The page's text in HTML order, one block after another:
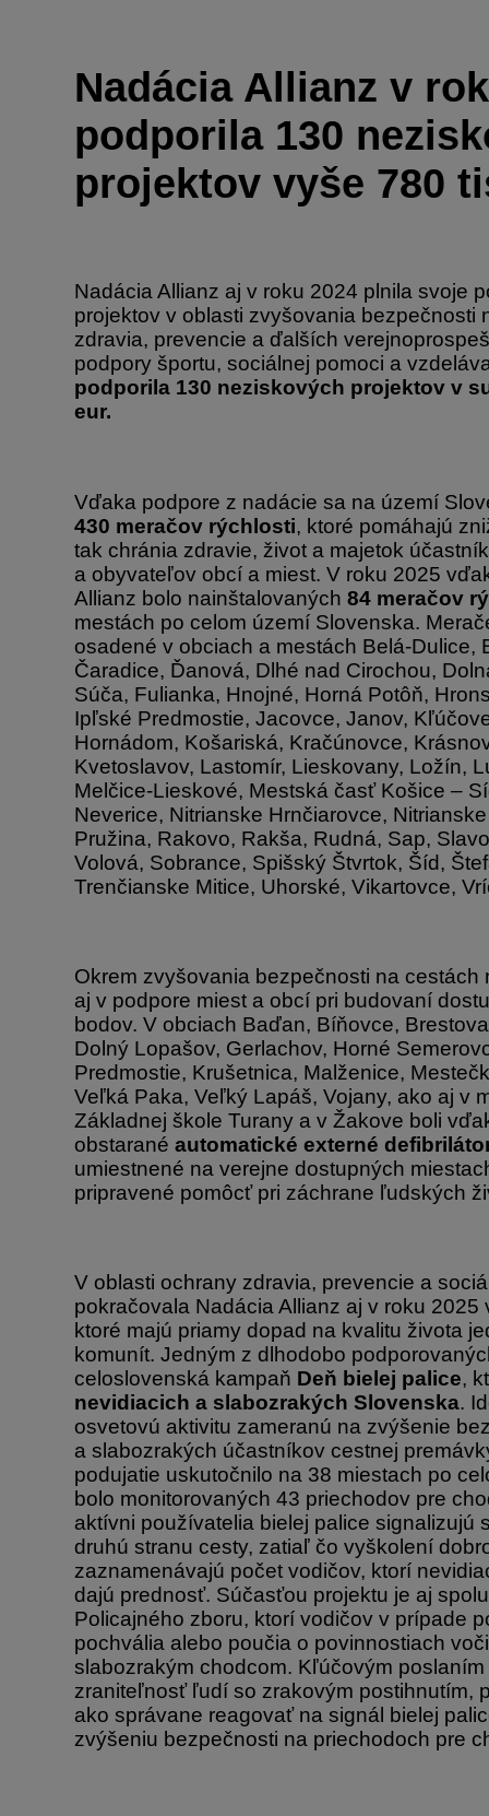
Nadácia Allianz v
podporila 130
projektov vyše 780
Nadácia Allianz aj v roku 2024 plnila svoje
projektov v oblasti zvyšovania bezpečnosti
zdravia, prevencie a ďalších
podpory športu, sociálnej pomoci a
podporila 130 neziskových projektov v
eur.
Vďaka podpore z nadácie sa na území
430 meračov rýchlosti, ktoré pomáhajú
tak chránia zdravie, život a majetok
a obyvateľov obcí a miest. V roku 2025
Allianz bolo nainštalovaných 84 meračov
mestách po celom území Slovenska.
osadené v obciach a mestách Belá-Dulice,
Čaradice, Ďanová, Dlhé nad Cirochou,
Súča, Fulianka, Hnojné, Horná Potôň,
Ipľské Predmostie, Jacovce, Janov,
Hornádom, Košariská, Kračúnovce,
Kvetoslavov, Lastomír, Lieskovany, Ložín,
Melčice-Lieskové, Mestská časť Košice –
Neverice, Nitrianske Hrnčiarovce,
Pružina, Rakovo, Rakša, Rudná, Sap,
Volová, Sobrance, Spišský Štvrtok, Šíd,
Trenčianske Mitice, Uhorské, Vikartovce,
Okrem zvyšovania bezpečnosti na cestách
aj v podpore miest a obcí pri budovaní
bodov. V obciach Baďan, Bíňovce,
Dolný Lopašov, Gerlachov, Horné
Predmostie, Krušetnica, Malženice,
Veľká Paka, Veľký Lapáš, Vojany, ako aj v
Základnej škole Turany a v Žakove boli
obstarané automatické externé
umiestnené na verejne dostupných
pripravené pomôcť pri záchrane ľudských
V oblasti ochrany zdravia, prevencie a
pokračovala Nadácia Allianz aj v roku 2025
ktoré majú priamy dopad na kvalitu života
komunít. Jedným z dlhodobo
celoslovenská kampaň Deň bielej palice,
nevidiacich a slabozrakých Slovenska.
osvetovú aktivitu zameranú na zvýšenie
a slabozrakých účastníkov cestnej
podujatie uskutočnilo na 38 miestach po
bolo monitorovaných 43 priechodov pre
aktívni používatelia bielej palice signalizujú
druhú stranu cesty, zatiaľ čo vyškolení
zaznamenávajú počet vodičov, ktorí
dajú prednosť. Súčasťou projektu je aj
Policajného zboru, ktorí vodičov v prípade
pochvália alebo poučia o povinnostiach
slabozrakým chodcom. Kľúčovým
zraniteľnosť ľudí so zrakovým postihnutím,
ako správane reagovať na signál bielej
zvýšeniu bezpečnosti na priechodoch pre